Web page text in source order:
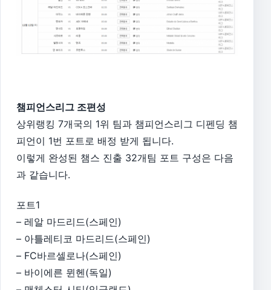
챔피언스리그 조편성
상위랭킹 7개국의 1위 팀과 챔피언스리그 디펜딩 챔
피언이 1번 포트로 배정 받게 됩니다.
이렇게 완성된 챔스 진출 32개팀 포트 구성은 다음
과 같습니다.
포트1
– 레알 마드리드(스페인)
– 아틀레티코 마드리드(스페인)
– FC바르셀로나(스페인)
– 바이에른 뮌헨(독일)